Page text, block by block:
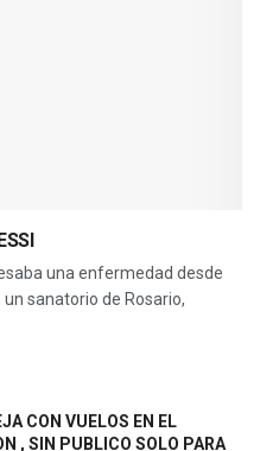
una enfermedad desde
sanatorio de Rosario,
CON VUELOS EN EL
, SIN PUBLICO SOLO PARA